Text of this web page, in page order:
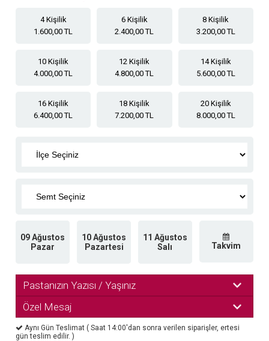
4 Kişilik
1.600,00 TL
6 Kişilik
2.400,00 TL
8 Kişilik
3.200,00 TL
10 Kişilik
4.000,00 TL
12 Kişilik
4.800,00 TL
14 Kişilik
5.600,00 TL
16 Kişilik
6.400,00 TL
18 Kişilik
7.200,00 TL
20 Kişilik
8.000,00 TL
09 Ağustos
Pazar
10 Ağustos
Pazartesi
11 Ağustos
Salı
Takvim
Pastanızın Yazısı / Yaşınız
Özel Mesaj
Aynı Gün Teslimat ( Saat 14:00'dan sonra verilen siparişler, ertesi
gün teslim edilir. )